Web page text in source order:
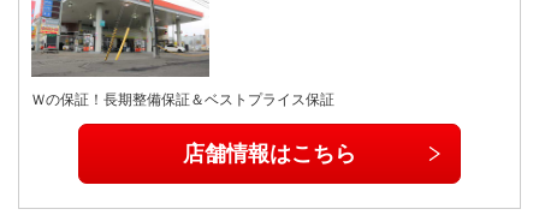
Ｗの保証！長期整備保証＆ベストプライス保証
店舗情報はこちら